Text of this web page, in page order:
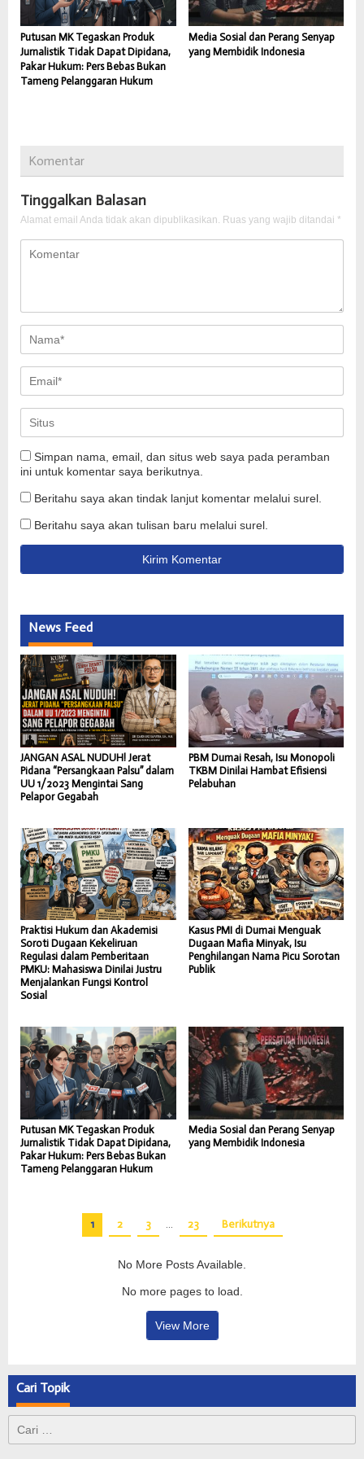
Putusan MK Tegaskan Produk
Jurnalistik Tidak Dapat Dipidana,
Pakar Hukum: Pers Bebas Bukan
Tameng Pelanggaran Hukum
Media Sosial dan Perang Senyap
yang Membidik Indonesia
Komentar
Tinggalkan Balasan
Alamat email Anda tidak akan dipublikasikan. Ruas yang wajib ditandai *
Simpan nama, email, dan situs web saya pada peramban
ini untuk komentar saya berikutnya.
Beritahu saya akan tindak lanjut komentar melalui surel.
Beritahu saya akan tulisan baru melalui surel.
News Feed
JANGAN ASAL NUDUH! Jerat
Pidana “Persangkaan Palsu” dalam
UU 1/2023 Mengintai Sang
Pelapor Gegabah
PBM Dumai Resah, Isu Monopoli
TKBM Dinilai Hambat Efisiensi
Pelabuhan
Praktisi Hukum dan Akademisi
Soroti Dugaan Kekeliruan
Regulasi dalam Pemberitaan
PMKU: Mahasiswa Dinilai Justru
Menjalankan Fungsi Kontrol
Sosial
Kasus PMI di Dumai Menguak
Dugaan Mafia Minyak, Isu
Penghilangan Nama Picu Sorotan
Publik
Putusan MK Tegaskan Produk
Jurnalistik Tidak Dapat Dipidana,
Pakar Hukum: Pers Bebas Bukan
Tameng Pelanggaran Hukum
Media Sosial dan Perang Senyap
yang Membidik Indonesia
1 2 3 … 23 Berikutnya
No More Posts Available.
No more pages to load.
View More
Cari Topik
untuk: